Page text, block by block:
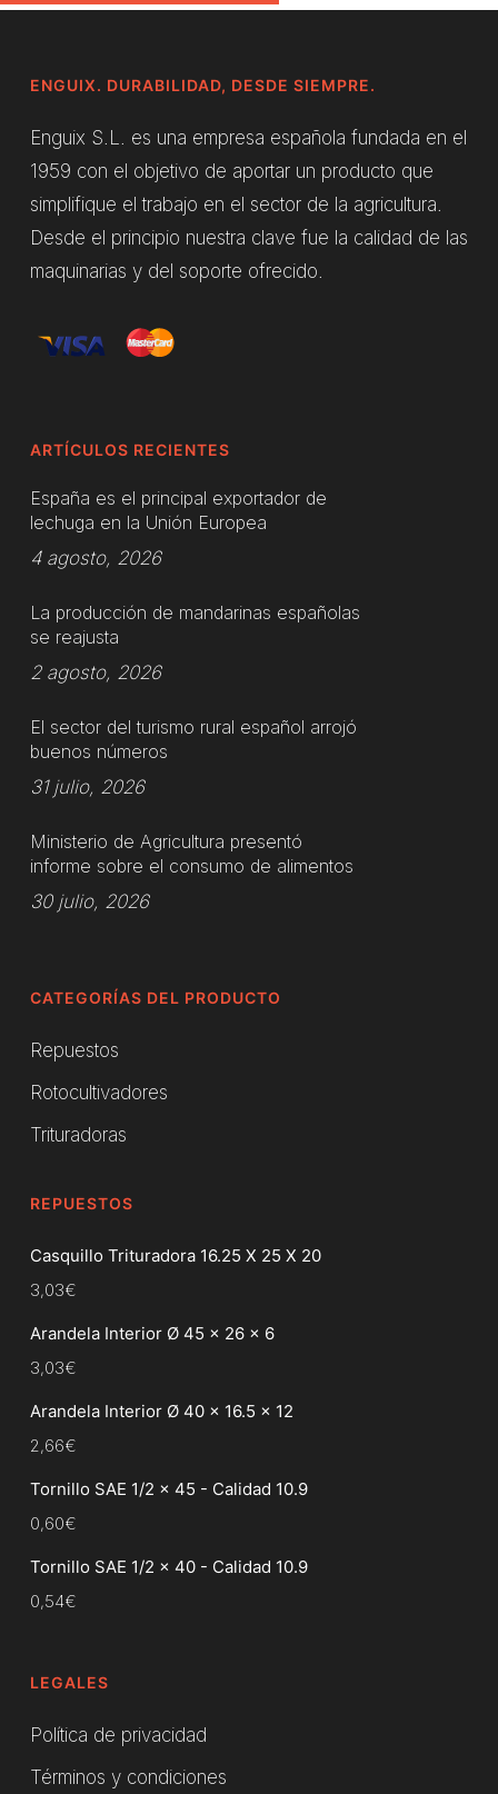
ENGUIX. DURABILIDAD, DESDE SIEMPRE.
Enguix S.L. es una empresa española fundada en el
1959 con el objetivo de aportar un producto que
simplifique el trabajo en el sector de la agricultura.
Desde el principio nuestra clave fue la calidad de las
maquinarias y del soporte ofrecido.
ARTÍCULOS RECIENTES
España es el principal exportador de
lechuga en la Unión Europea
4 agosto, 2026
La producción de mandarinas españolas
se reajusta
2 agosto, 2026
El sector del turismo rural español arrojó
buenos números
31 julio, 2026
Ministerio de Agricultura presentó
informe sobre el consumo de alimentos
30 julio, 2026
CATEGORÍAS DEL PRODUCTO
Repuestos
Rotocultivadores
Trituradoras
REPUESTOS
Casquillo Trituradora 16.25 X 25 X 20
3,03€
Arandela Interior Ø 45 x 26 x 6
3,03€
Arandela Interior Ø 40 x 16.5 x 12
2,66€
Tornillo SAE 1/2 x 45 - Calidad 10.9
0,60€
Tornillo SAE 1/2 x 40 - Calidad 10.9
0,54€
LEGALES
Política de privacidad
Términos y condiciones